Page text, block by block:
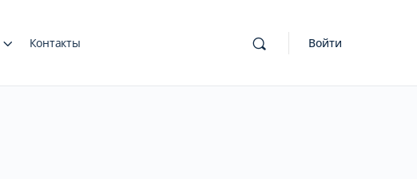
Контакты Войти